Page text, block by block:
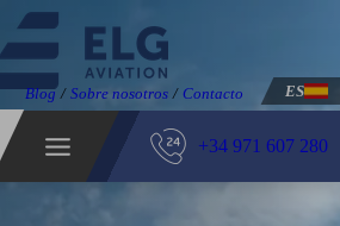
Blog / Sobre nosotros / Contacto ES
+34 971 607 280